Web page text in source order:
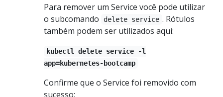
Para remover um Service você pode utilizar
o subcomando
delete service . Rótulos
também podem ser utilizados aqui:
kubectl delete service -l
app=kubernetes-bootcamp
Confirme que o Service foi removido com
sucesso: